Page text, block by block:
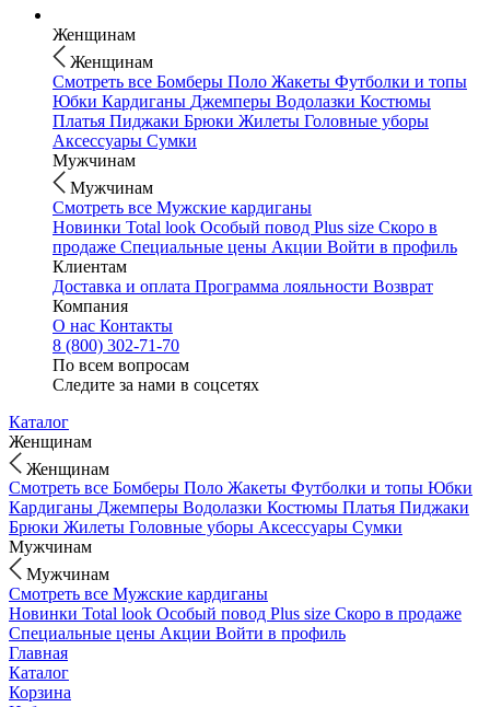
Женщинам
Женщинам
Смотреть все Бомберы Поло Жакеты Футболки и топы
Юбки Кардиганы Джемперы Водолазки Костюмы
Платья Пиджаки Брюки Жилеты Головные уборы
Аксессуары Сумки
Мужчинам
Мужчинам
Смотреть все Мужские кардиганы
Новинки Total look Особый повод Plus size Скоро в
продаже Специальные цены Акции Войти в профиль
Клиентам
Доставка и оплата Программа лояльности Возврат
Компания
О нас Контакты
8 (800) 302-71-70
По всем вопросам
Следите за нами в соцсетях
Каталог
Женщинам
Женщинам
Смотреть все Бомберы Поло Жакеты Футболки и топы Юбки
Кардиганы Джемперы Водолазки Костюмы Платья Пиджаки
Брюки Жилеты Головные уборы Аксессуары Сумки
Мужчинам
Мужчинам
Смотреть все Мужские кардиганы
Новинки Total look Особый повод Plus size Скоро в продаже
Специальные цены Акции Войти в профиль
Главная
Каталог
Корзина